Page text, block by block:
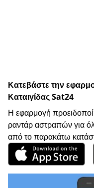
Κατεβάστε την
Καταιγίδας Sat24
Η εφαρμογή
ραντάρ αστραπών για
από το παρακάτω